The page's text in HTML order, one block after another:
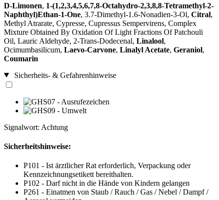
D-Limonen, 1-(1,2,3,4,5,6,7,8-Octahydro-2,3,8,8-Tetramethyl-2-
Naphthyl)Ethan-1-One, 3.7-Dimethyl-1.6-Nonadien-3-Ol, Citral,
Methyl Atrarate, Cypresse, Cupressus Sempervirens, Complex
Mixture Obtained By Oxidation Of Light Fractions Of Patchouli
Oil, Lauric Aldehyde, 2-Trans-Dodecenal, Linalool,
Ocimumbasilicum, Laevo-Carvone, Linalyl Acetate, Geraniol,
Coumarin
Sicherheits- & Gefahrenhinweise
Signalwort: Achtung
Sicherheitshinweise:
P101 - Ist ärztlicher Rat erforderlich, Verpackung oder
Kennzeichnungsetikett bereithalten.
P102 - Darf nicht in die Hände von Kindern gelangen
P261 - Einatmen von Staub / Rauch / Gas / Nebel / Dampf /